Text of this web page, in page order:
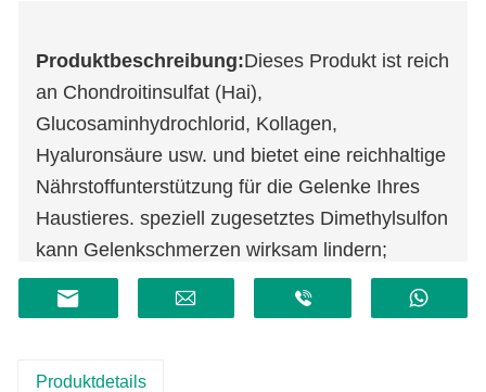
Produktbeschreibung:Dieses Produkt ist reich
an Chondroitinsulfat (Hai),
Glucosaminhydrochlorid, Kollagen,
Hyaluronsäure usw. und bietet eine reichhaltige
Nährstoffunterstützung für die Gelenke Ihres
Haustieres. speziell zugesetztes Dimethylsulfon
kann Gelenkschmerzen wirksam lindern;
Grünlippmuscheln, Austern und Drynaria
wurden hinzugefügt, um die Knochendichte zu
Vielzahl von Vitaminen in wissenschaftlicher
Produktdetails